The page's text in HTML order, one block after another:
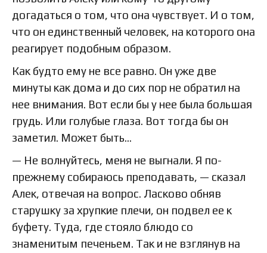
догадаться о том, что она чувствует. И о том,
что он единственный человек, на которого она
реагирует подобным образом.
Как будто ему не все равно. Он уже две
минуты как дома и до сих пор не обратил на
нее внимания. Вот если бы у нее была большая
грудь. Или голубые глаза. Вот тогда бы он
заметил. Может быть…
— Не волнуйтесь, меня не выгнали. Я по-
прежнему собираюсь преподавать, — сказал
Алек, отвечая на вопрос. Ласково обняв
старушку за хрупкие плечи, он подвел ее к
буфету. Туда, где стояло блюдо со
знаменитым печеньем. Так и не взглянув на